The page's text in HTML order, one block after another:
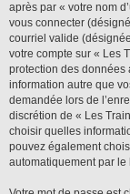
après par « votre nom
vous connecter
courriel valide
votre compte sur « Les
protection des données
information autre que
demandée lors de
discrétion de « Les
choisir quelles
pouvez également
automatiquement par